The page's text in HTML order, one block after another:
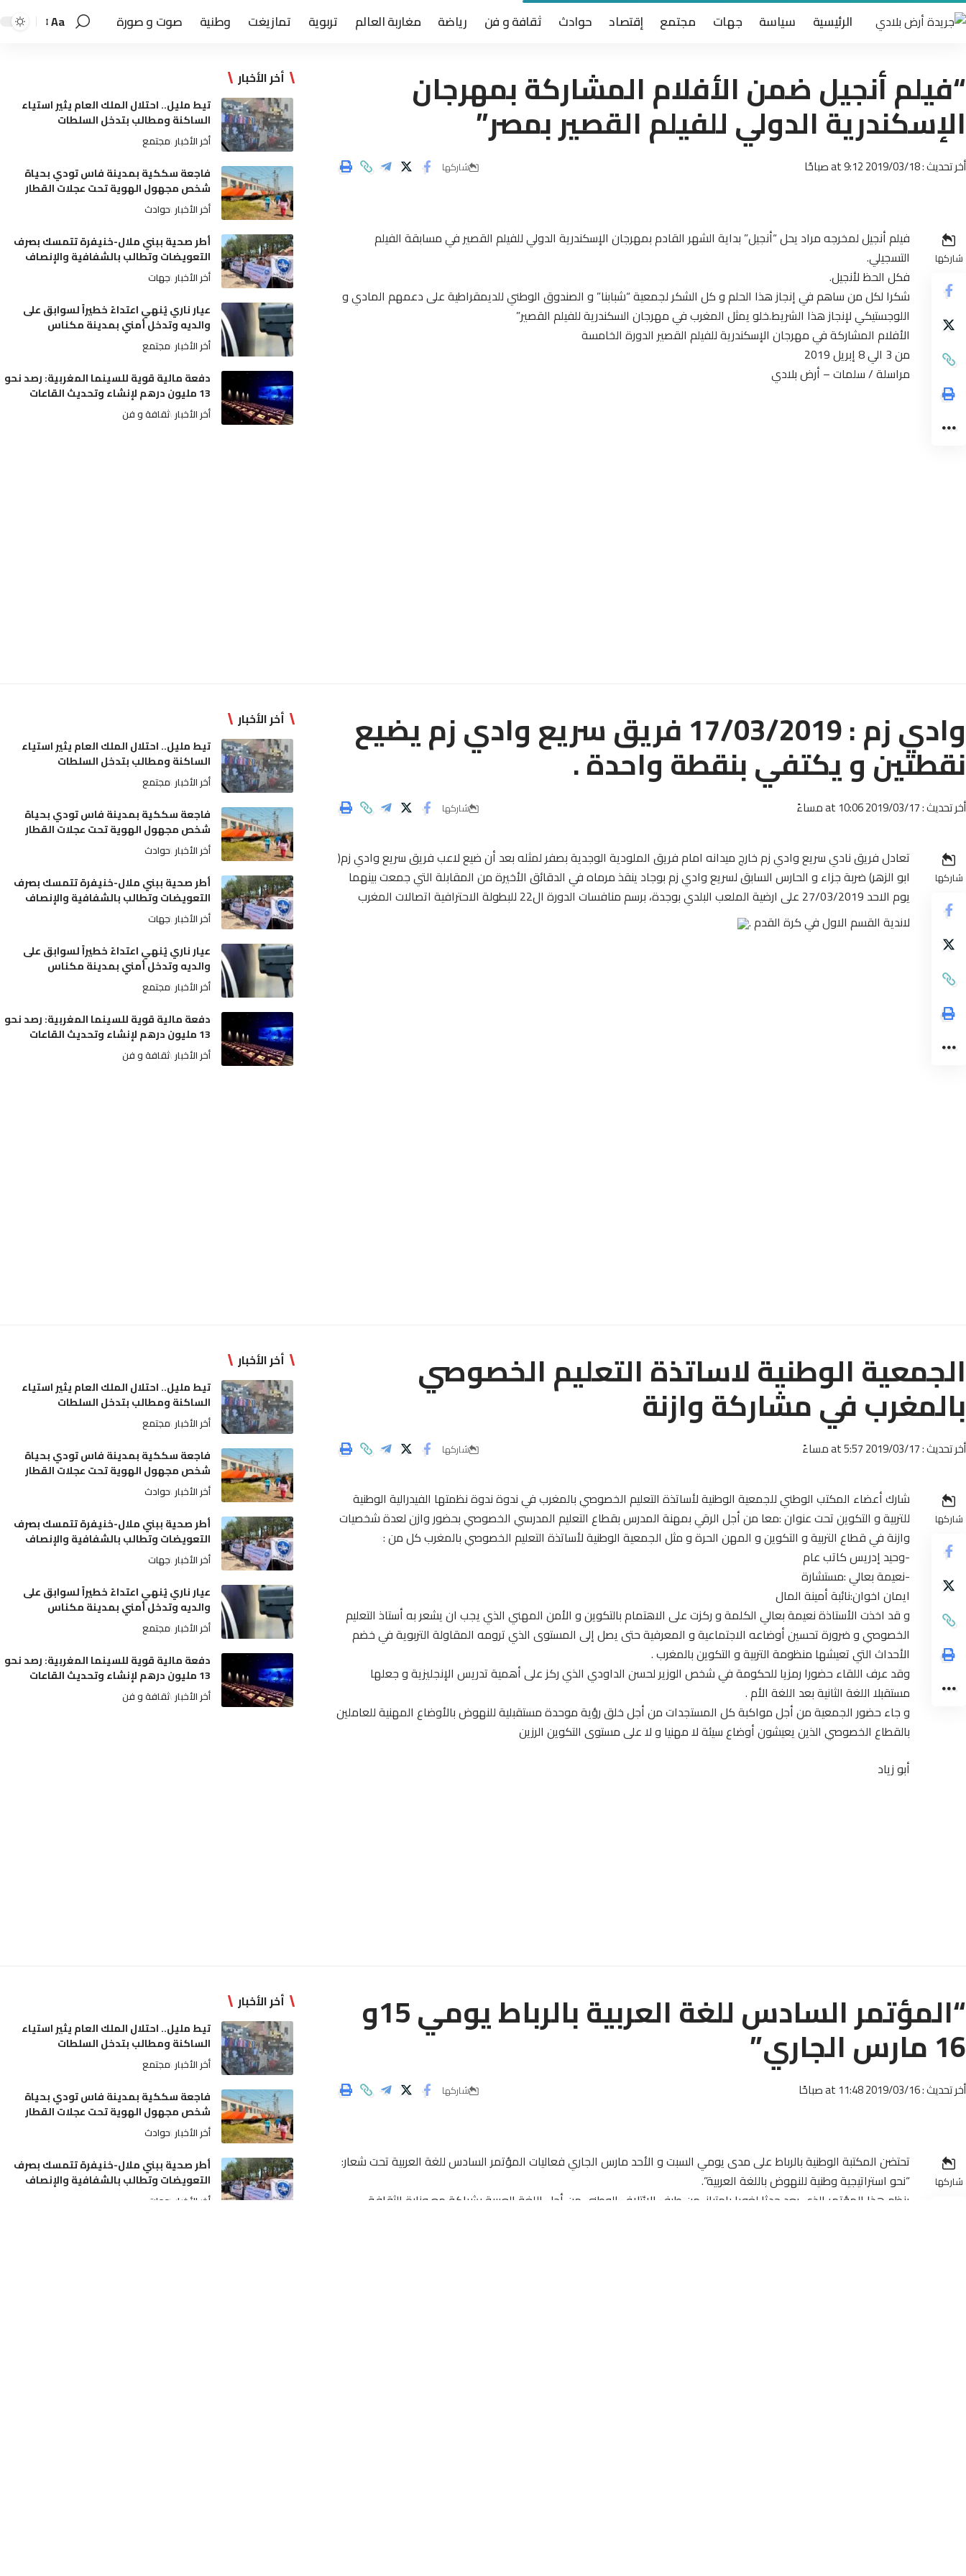
الرئيسية سياسة جهات مجتمع إقتصاد حوادث ثقافة و فن رياضة مغاربة العالم تربوية تمازيغت وطنية صوت و صورة Aa
“فيلم أنجيل ضمن الأفلام المشاركة بمهرجان
الإسكندرية الدولي للفيلم القصير بمصر”
أخر تحديث : 2019/03/18 at 9:12 صباحًا شاركها
شاركها
فيلم أنجيل لمخرجه مراد يحل “أنجيل” بداية الشهر القادم بمهرجان الإسكندرية الدولي للفيلم القصير في مسابقة الفيلم
التسجيلي.
فكل الحظ لأنجيل.
شكرا لكل من ساهم في إنجاز هذا الحلم و كل الشكر لجمعية “شبابنا” و الصندوق الوطني للديمقراطية على دعمهم المادي و
اللوجستيكي لإنجاز هذا الشريط.خلو يمثل المغرب في مهرجان السكندرية للفيلم القصير”
الأفلام المشاركة في مهرجان الإسكندرية للفيلم القصير الدورة الخامسة
من 3 الي 8 إبريل 2019
مراسلة / سلمات – أرض بلادي
أخر الأخبار
تيط مليل.. احتلال الملك العام يثير استياء
الساكنة ومطالب بتدخل السلطات
أخر الأخبار مجتمع
فاجعة سككية بمدينة فاس تودي بحياة
شخص مجهول الهوية تحت عجلات القطار
أخر الأخبار حوادث
أطر صحية ببني ملال-خنيفرة تتمسك بصرف
التعويضات وتطالب بالشفافية والإنصاف
أخر الأخبار جهات
عيار ناري يُنهي اعتداءً خطيراً لسوابق على
والديه وتدخل أمني بمدينة مكناس
أخر الأخبار مجتمع
دفعة مالية قوية للسينما المغربية: رصد نحو
13 مليون درهم لإنشاء وتحديث القاعات
أخر الأخبار ثقافة و فن
وادي زم : 17/03/2019 فريق سريع وادي زم يضيع
نقطتين و يكتفي بنقطة واحدة .
أخر تحديث : 2019/03/17 at 10:06 مساءً شاركها
شاركها
تعادل فريق نادي سريع وادي زم خارج ميدانه امام فريق الملودية الوجدية بصفر لمثله بعد أن ضيع لاعب فريق سريع وادي زم(
ابو الزهر) ضربة جزاء و الحارس السابق لسريع وادي زم بوجاد ينقذ مرماه في الدقائق الأخيرة من المقابلة التي جمعت بينهما
يوم الاحد 27/03/2019 على ارضية الملعب البلدي بوجدة، برسم منافسات الدورة ال22 للبطولة الاحترافية اتصالات المغرب
لاندية القسم الاول في كرة القدم .
أخر الأخبار
تيط مليل.. احتلال الملك العام يثير استياء
الساكنة ومطالب بتدخل السلطات
أخر الأخبار مجتمع
فاجعة سككية بمدينة فاس تودي بحياة
شخص مجهول الهوية تحت عجلات القطار
أخر الأخبار حوادث
أطر صحية ببني ملال-خنيفرة تتمسك بصرف
التعويضات وتطالب بالشفافية والإنصاف
أخر الأخبار جهات
عيار ناري يُنهي اعتداءً خطيراً لسوابق على
والديه وتدخل أمني بمدينة مكناس
أخر الأخبار مجتمع
دفعة مالية قوية للسينما المغربية: رصد نحو
13 مليون درهم لإنشاء وتحديث القاعات
أخر الأخبار ثقافة و فن
الجمعية الوطنية لاساتذة التعليم الخصوصي
بالمغرب في مشاركة وازنة
أخر تحديث : 2019/03/17 at 5:57 مساءً شاركها
شاركها
شارك أعضاء المكتب الوطني للجمعية الوطنية لأساتذة التعليم الخصوصي بالمغرب في ندوة ندوة نظمتها الفيدرالية الوطنية
للتربية و التكوين تحت عنوان :معا من أجل الرقي بمهنة المدرس بقطاع التعليم المدرسي الخصوصي بحضور وازن لعدة شخصيات
وازنة في قطاع التربية و التكوين و المهن الحرة و مثل الجمعية الوطنية لأساتذة التعليم الخصوصي بالمغرب كل من :
-وحيد إدريس كاتب عام
-نعيمة بعالي :مستشارة
ايمان اخوان:نائبة أمينة المال
و قد اخذت الأستاذة نعيمة بعالي الكلمة و ركزت على الاهتمام بالتكوين و الأمن المهني الذي يجب ان يشعر به أستاذ التعليم
الخصوصي و ضرورة تحسين أوضاعه الاجتماعية و المعرفية حتى يصل إلى المستوى الذي ترومه المقاولة التربوية في خضم
الأحداث التي تعيشها منظومة التربية و التكوين بالمغرب .
وقد عرف اللقاء حضورا رمزيا للحكومة في شخص الوزير لحسن الداودي الذي ركز على أهمية تدريس الإنجليزية و جعلها
مستقبلا اللغة الثانية بعد اللغة الأم .
و جاء حضور الجمعية من أجل مواكبة كل المستجدات من أجل خلق رؤية موحدة مستقبلية للنهوض بالأوضاع المهنية للعاملين
بالقطاع الخصوصي الذين يعيشون أوضاع سيئة لا مهنيا و لا على مستوى التكوين الرزين
أبو زياد
أخر الأخبار
تيط مليل.. احتلال الملك العام يثير استياء
الساكنة ومطالب بتدخل السلطات
أخر الأخبار مجتمع
فاجعة سككية بمدينة فاس تودي بحياة
شخص مجهول الهوية تحت عجلات القطار
أخر الأخبار حوادث
أطر صحية ببني ملال-خنيفرة تتمسك بصرف
التعويضات وتطالب بالشفافية والإنصاف
أخر الأخبار جهات
عيار ناري يُنهي اعتداءً خطيراً لسوابق على
والديه وتدخل أمني بمدينة مكناس
أخر الأخبار مجتمع
دفعة مالية قوية للسينما المغربية: رصد نحو
13 مليون درهم لإنشاء وتحديث القاعات
أخر الأخبار ثقافة و فن
“المؤتمر السادس للغة العربية بالرباط يومي 15و
16 مارس الجاري”
أخر تحديث : 2019/03/16 at 11:48 صباحًا شاركها
شاركها
تحتضن المكتبة الوطنية بالرباط على مدى يومي السبت و الأحد مارس الجاري فعاليات المؤتمر السادس للغة العربية تحت شعار:
“نحو استراتيجية وطنية للنهوض باللغة العربية”.
ينظم هذا المؤتمر الذي يعد حدثا لغويا بامتياز، من طرف الائتلاف الوطني من أجل اللغة العربية بشراكة مع وزارة الثقافة
أخر الأخبار
تيط مليل.. احتلال الملك العام يثير استياء
الساكنة ومطالب بتدخل السلطات
أخر الأخبار مجتمع
فاجعة سككية بمدينة فاس تودي بحياة
شخص مجهول الهوية تحت عجلات القطار
أخر الأخبار حوادث
أطر صحية ببني ملال-خنيفرة تتمسك بصرف
التعويضات وتطالب بالشفافية والإنصاف
أخر الأخبار جهات